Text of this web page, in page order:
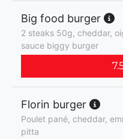
Big food burger
2 steaks 50g, cheddar,
sauce biggy burger
Florin burger
Poulet pané, cheddar,
pitta